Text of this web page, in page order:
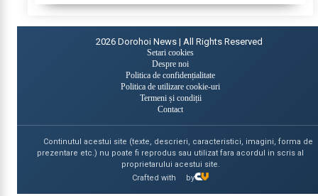
2026 Dorohoi News | All Rights Reserved
Setari cookies
Despre noi
Politica de confidențialitate
Politica de utilizare cookie-uri
Termeni și condiții
Contact
Continutul acestui site (texte, descrieri, caracteristici, imagini, forma de
prezentare etc.) nu poate fi reprodus sau utilizat fara acordul in scris al
proprietarului acestui site.
Crafted with
by